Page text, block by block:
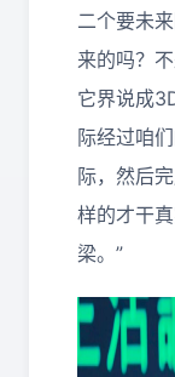
二个要未
来的吗？
它界说成
际经过咱
际，然后
样的才干
梁。”